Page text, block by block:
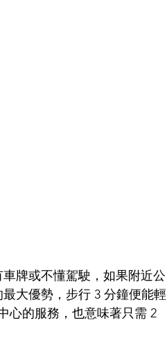
牌或不懂駕駛，如果附近公
大優勢，步行 3 分鐘便能輕
心的服務，也意味著只需 2